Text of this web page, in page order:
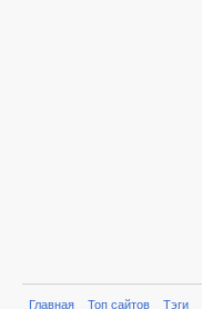
Главная Топ сайтов Тэги